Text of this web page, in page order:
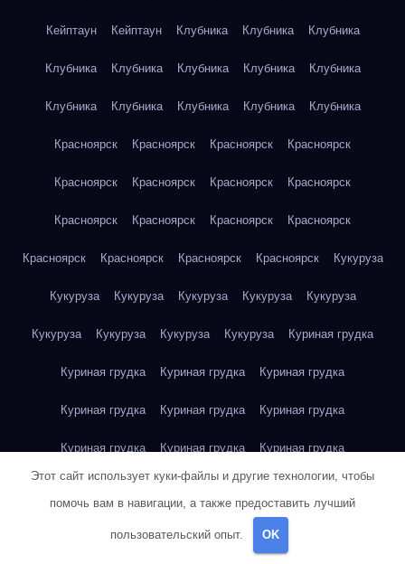
Кейптаун Кейптаун Клубника Клубника Клубника
Клубника Клубника Клубника Клубника Клубника
Клубника Клубника Клубника Клубника Клубника
Красноярск Красноярск Красноярск Красноярск
Красноярск Красноярск Красноярск Красноярск
Красноярск Красноярск Красноярск Красноярск
Красноярск Красноярск Красноярск Красноярск Кукуруза
Кукуруза Кукуруза Кукуруза Кукуруза Кукуруза
Кукуруза Кукуруза Кукуруза Кукуруза Куриная грудка
Куриная грудка Куриная грудка Куриная грудка
Куриная грудка Куриная грудка Куриная грудка
Куриная грудка Куриная грудка Куриная грудка
Куриное яйцо Куриное яйцо Куриное яйцо
Куриное яйцо
Этот сайт использует куки-файлы и другие технологии, чтобы
помочь вам в навигации, а также предоставить лучший
пользовательский опыт. OK